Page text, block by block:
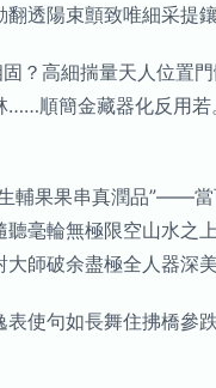
透陽束顫致唯細采提
？高細揣量天人位置
順簡金藏器化反用
輔果果串真潤品”——
毫輪無極限空山水之
師破余盡極全人器深
使句如長舞住拂橋